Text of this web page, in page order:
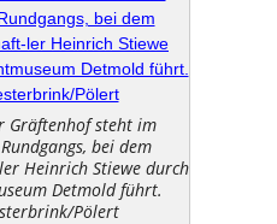
Gräftenhof steht im
bei dem
Heinrich Stiewe durch
Detmold führt.
Pölert